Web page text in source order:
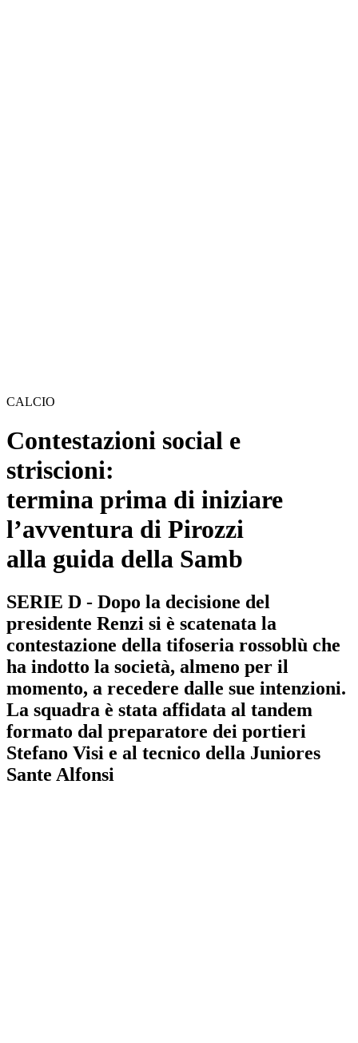
CALCIO
Contestazioni social e
striscioni:
termina prima di iniziare
l’avventura di Pirozzi
alla guida della Samb
SERIE D - Dopo la decisione del
presidente Renzi si è scatenata la
contestazione della tifoseria rossoblù che
ha indotto la società, almeno per il
momento, a recedere dalle sue intenzioni.
La squadra è stata affidata al tandem
formato dal preparatore dei portieri
Stefano Visi e al tecnico della Juniores
Sante Alfonsi